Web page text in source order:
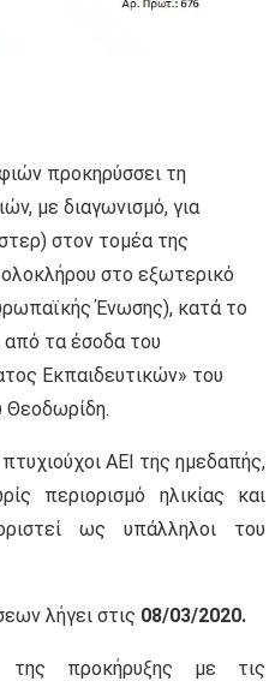
προκηρύσσει τη
με διαγωνισμό, για
στον τομέα της
στο εξωτερικό
Ένωσης), κατά το
τα έσοδα του
Εκπαιδευτικών» του
Θεοδωρίδη.
ΑΕΙ της ημεδαπής,
περιορισμό ηλικίας και
ως υπάλληλοι του
λήγει στις 08/03/2020.
προκήρυξης με τις